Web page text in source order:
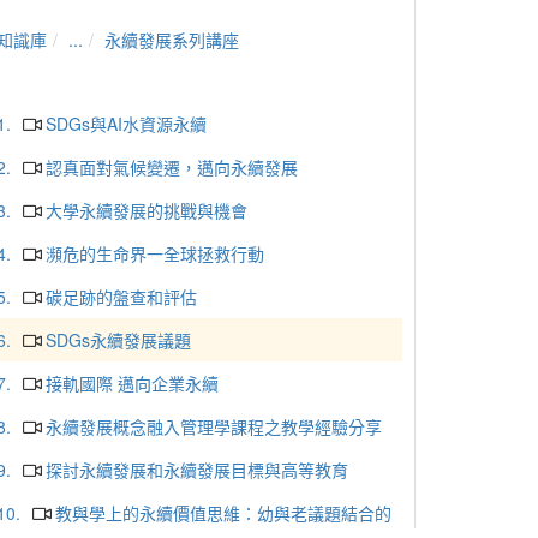
識庫 ... 永續發展系列講座
SDGs與AI水資源永續
認真面對氣候變遷，邁向永續發展
大學永續發展的挑戰與機會
瀕危的生命界一全球拯救行動
碳足跡的盤查和評估
SDGs永續發展議題
接軌國際 邁向企業永續
永續發展概念融入管理學課程之教學經驗分享
探討永續發展和永續發展目標與高等教育
教與學上的永續價值思維：幼與老議題結合的